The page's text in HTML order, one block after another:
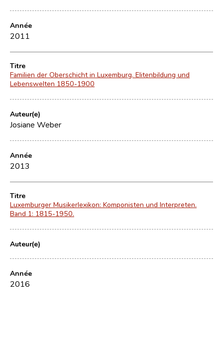
Année
2011
Titre
Familien der Oberschicht in Luxemburg. Elitenbildung und
Lebenswelten 1850-1900
Auteur(e)
Josiane Weber
Année
2013
Titre
Luxemburger Musikerlexikon: Komponisten und Interpreten.
Band 1: 1815-1950.
Auteur(e)
Année
2016